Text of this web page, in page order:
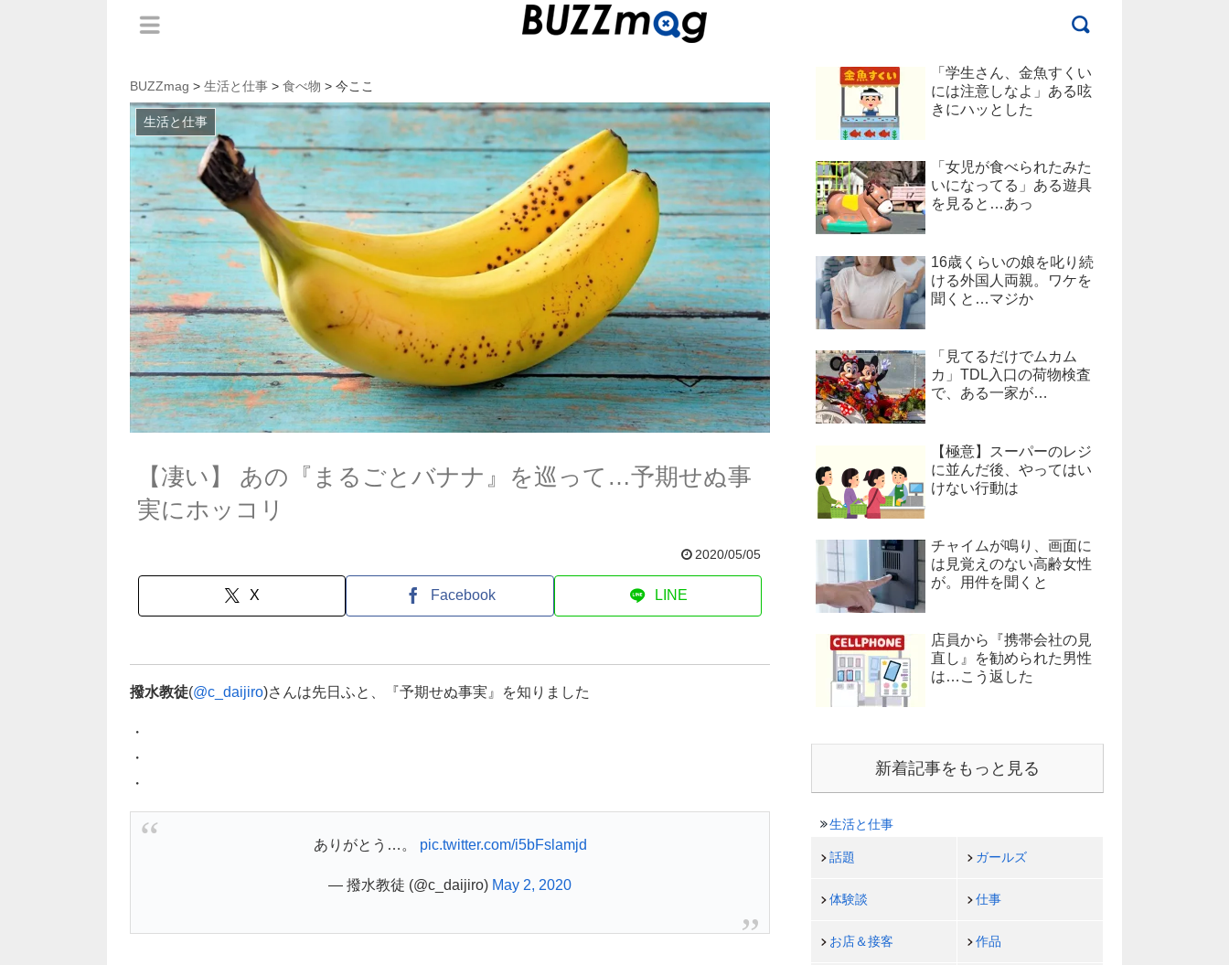
BUZZmag > 生活と仕事 > 食べ物 > 今ここ
生活と仕事
【凄い】 あの『まるごとバナナ』を巡って…予期せぬ事
実にホッコリ
2020/05/05
X Facebook LINE
撥水教徒(@c_daijiro)さんは先日ふと、『予期せぬ事実』を知りました
・
・
・
ありがとう…。 pic.twitter.com/i5bFslamjd
— 撥水教徒 (@c_daijiro) May 2, 2020
「学生さん、金魚すくい
には注意しなよ」ある呟
きにハッとした
「女児が食べられたみた
いになってる」ある遊具
を見ると…あっ
16歳くらいの娘を叱り続
ける外国人両親。ワケを
聞くと…マジか
「見てるだけでムカム
カ」TDL入口の荷物検査
で、ある一家が…
【極意】スーパーのレジ
に並んだ後、やってはい
けない行動は
チャイムが鳴り、画面に
は見覚えのない高齢女性
が。用件を聞くと
店員から『携帯会社の見
直し』を勧められた男性
は…こう返した
新着記事をもっと見る
生活と仕事
話題 ガールズ
体験談 仕事
お店＆接客 作品